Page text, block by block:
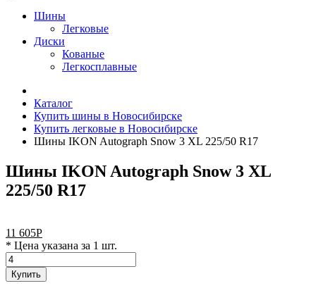
Шины
Легковые
Диски
Кованые
Легкосплавные
Каталог
Купить шины в Новосибирске
Купить легковые в Новосибирске
Шины IKON Autograph Snow 3 XL 225/50 R17
Шины IKON Autograph Snow 3 XL
225/50 R17
11 605Р
* Цена указана за 1 шт.
Купить